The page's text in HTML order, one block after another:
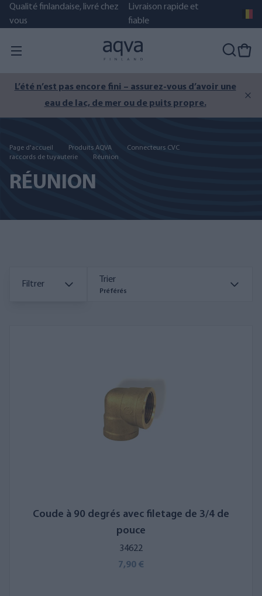
Qualité finlandaise, livré chez
vous
Livraison rapide et
fiable
L’été n’est pas encore fini – assurez-vous d’avoir une
eau de lac, de mer ou de puits propre.
Page d'accueil Produits AQVA
Connecteurs CVC
raccords de tuyauterie
Réunion
RÉUNION
Filtrer Trier
Préférés
Coude à 90 degrés avec filetage de 3/4 de
pouce
34622
7,90 €